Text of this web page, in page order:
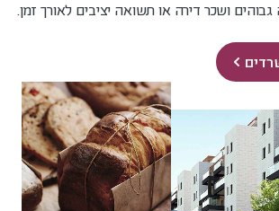
ושכר דירה או תשואה יציבים לאורך זמן.